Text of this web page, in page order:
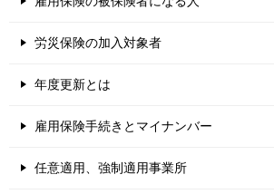
労災保険の加入対象者
年度更新とは
雇用保険手続きとマイナンバー
任意適用、強制適用事業所